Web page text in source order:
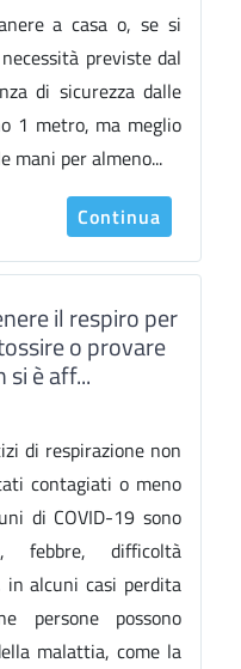
a casa o, se si
previste dal
di sicurezza dalle
1 metro, ma meglio
mani per almeno...
Continua
il respiro per
o provare
è aff...
di respirazione non
contagiati o meno
di COVID-19 sono
febbre, difficoltà
alcuni casi perdita
persone possono
malattia, come la